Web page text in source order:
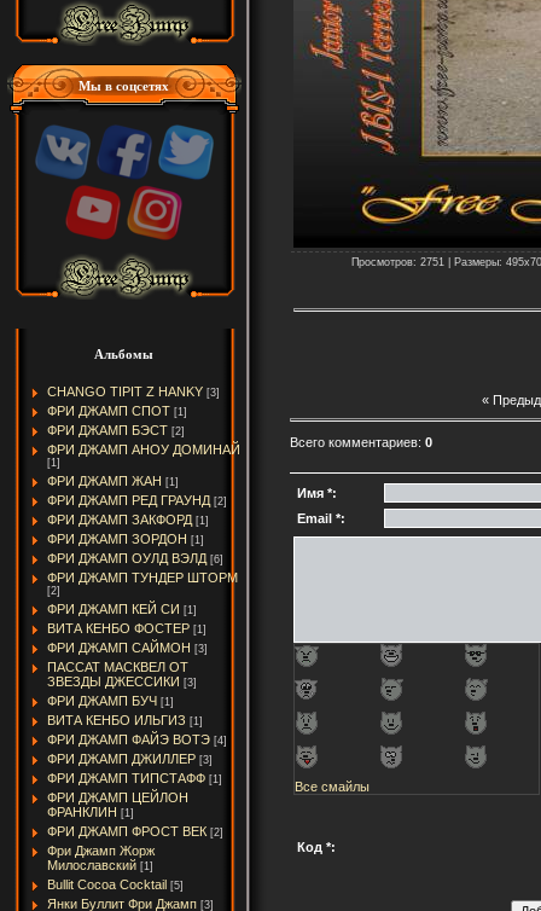
Мы в соцсетях
Альбомы
CHANGO TIPIT Z HANKY [3]
ФРИ ДЖАМП СПОТ [1]
ФРИ ДЖАМП БЭСТ [2]
ФРИ ДЖАМП АНОУ ДОМИНАЙ
[1]
ФРИ ДЖАМП ЖАН [1]
ФРИ ДЖАМП РЕД ГРАУНД [2]
ФРИ ДЖАМП ЗАКФОРД [1]
ФРИ ДЖАМП ЗОРДОН [1]
ФРИ ДЖАМП ОУЛД ВЭЛД [6]
ФРИ ДЖАМП ТУНДЕР ШТОРМ
[2]
ФРИ ДЖАМП КЕЙ СИ [1]
ВИТА КЕНБО ФОСТЕР [1]
ФРИ ДЖАМП САЙМОН [3]
ПАССАТ МАСКВЕЛ ОТ
ЗВЕЗДЫ ДЖЕССИКИ [3]
ФРИ ДЖАМП БУЧ [1]
ВИТА КЕНБО ИЛЬГИЗ [1]
ФРИ ДЖАМП ФАЙЭ ВОТЭ [4]
ФРИ ДЖАМП ДЖИЛЛЕР [3]
ФРИ ДЖАМП ТИПСТАФФ [1]
ФРИ ДЖАМП ЦЕЙЛОН
ФРАНКЛИН [1]
ФРИ ДЖАМП ФРОСТ ВЕК [2]
Фри Джамп Жорж
Милославский [1]
Bullit Cocoa Cocktail [5]
Янки Буллит Фри Джамп [3]
Просмотров: 2751 | Размеры:
«
Всего комментариев: 0
Имя *:
Email *:
Все смайлы
Код *: